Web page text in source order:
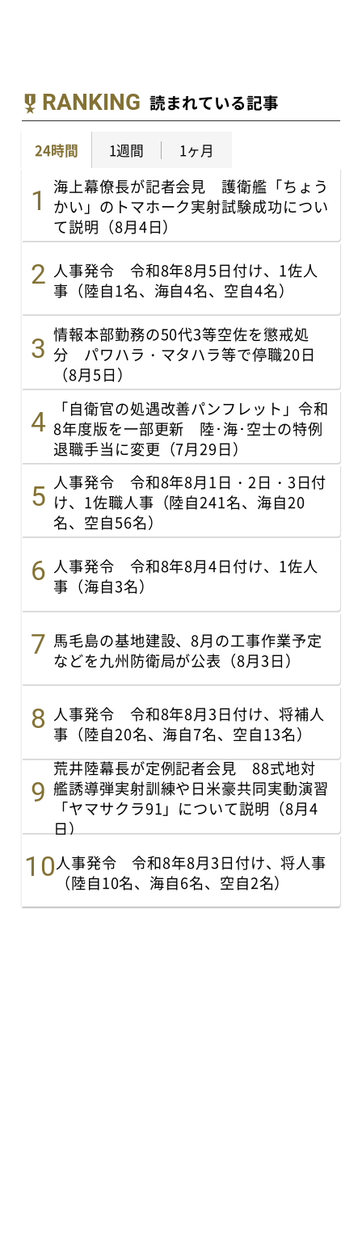
RANKING 読まれている記事
24時間 1週間 1ヶ月
海上幕僚長が記者会見 護衛艦「ちょう
かい」のトマホーク実射試験成功につい
て説明（8月4日）
人事発令 令和8年8月5日付け、1佐人
事（陸自1名、海自4名、空自4名）
情報本部勤務の50代3等空佐を懲戒処
分 パワハラ・マタハラ等で停職20日
（8月5日）
「自衛官の処遇改善パンフレット」令和
8年度版を一部更新 陸･海･空士の特例
退職手当に変更（7月29日）
人事発令 令和8年8月1日・2日・3日付
け、1佐職人事（陸自241名、海自20
名、空自56名）
人事発令 令和8年8月4日付け、1佐人
事（海自3名）
馬毛島の基地建設、8月の工事作業予定
などを九州防衛局が公表（8月3日）
人事発令 令和8年8月3日付け、将補人
事（陸自20名、海自7名、空自13名）
荒井陸幕長が定例記者会見 88式地対
艦誘導弾実射訓練や日米豪共同実動演習
「ヤマサクラ91」について説明（8月4
日）
人事発令 令和8年8月3日付け、将人事
（陸自10名、海自6名、空自2名）